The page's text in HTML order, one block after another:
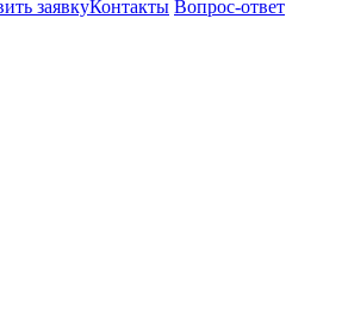
заявкуКонтакты Вопрос-ответ